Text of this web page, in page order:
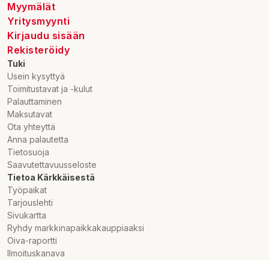
Myymälät
Yritysmyynti
Kirjaudu sisään
Rekisteröidy
Tuki
Usein kysyttyä
Toimitustavat ja -kulut
Palauttaminen
Maksutavat
Ota yhteyttä
Anna palautetta
Tietosuoja
Saavutettavuusseloste
Tietoa Kärkkäisestä
Työpaikat
Tarjouslehti
Sivukartta
Ryhdy markkinapaikkakauppiaaksi
Oiva-raportti
Ilmoituskanava